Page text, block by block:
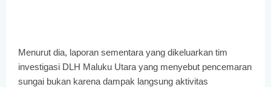
Menurut dia, laporan sementara yang dikeluarkan tim
investigasi DLH Maluku Utara yang menyebut pencemaran
sungai bukan karena dampak langsung aktivitas